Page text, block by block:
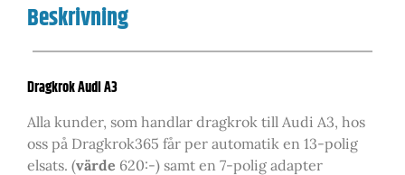
Beskrivning
Dragkrok Audi A3
Alla kunder, som handlar dragkrok till Audi A3, hos
oss på Dragkrok365 får per automatik en 13-polig
elsats. (värde 620:-) samt en 7-polig adapter